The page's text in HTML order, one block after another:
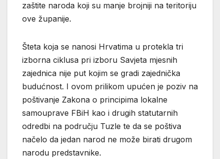
zaštite naroda koji su manje brojniji na teritoriju
ove županije.
Šteta koja se nanosi Hrvatima u protekla tri
izborna ciklusa pri izboru Savjeta mjesnih
zajednica nije put kojim se gradi zajednička
budućnost. I ovom prilikom upućen je poziv na
poštivanje Zakona o principima lokalne
samouprave FBiH kao i drugih statutarnih
odredbi na području Tuzle te da se poštiva
načelo da jedan narod ne može birati drugom
narodu predstavnike.